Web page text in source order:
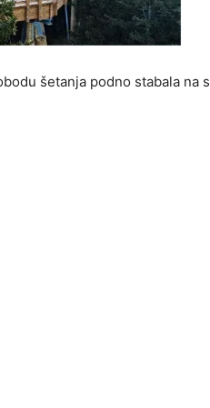
šetanja podno stabala na